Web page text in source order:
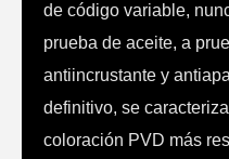
de código variable,
prueba de aceite, a
antiincrustante y
definitivo, se
coloración PVD más